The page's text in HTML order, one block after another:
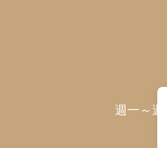
週一～週